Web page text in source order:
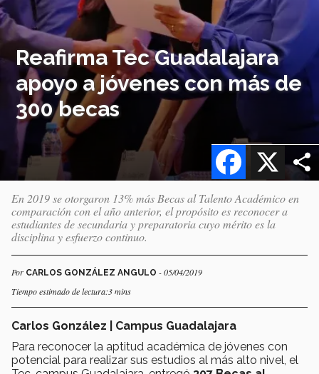
Reafirma Tec Guadalajara
apoyo a jóvenes con más de
300 becas
X
Facebook
En 2019 se otorgaron 13% más Becas al Talento Académico en
comparación con el año anterior, el propósito es reconocer a
estudiantes de secundaria y preparatoria cuyo mérito es la
disciplina y esfuerzo continuo.
Por CARLOS GONZÁLEZ ANGULO - 05/04/2019
Tiempo estimado de lectura:3 mins
Carlos González | Campus Guadalajara
Para reconocer la aptitud académica de jóvenes con
potencial para realizar sus estudios al más alto nivel, el